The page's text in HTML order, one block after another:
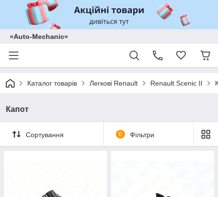
«Auto-Mechanic»
Каталог товарів Легкові Renault Renault Scenic II
Капот
Сортування 0 Фільтри